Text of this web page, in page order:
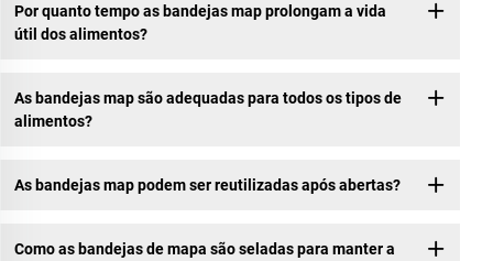
Por quanto tempo as bandejas map prolongam a vida
útil dos alimentos?
As bandejas map são adequadas para todos os tipos de
alimentos?
As bandejas map podem ser reutilizadas após abertas?
Como as bandejas de mapa são seladas para manter a